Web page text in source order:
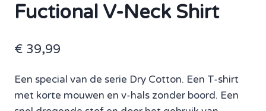
Fuctional V-Neck Shirt
€ 39,99
Een special van de serie Dry Cotton. Een T-shirt
met korte mouwen en v-hals zonder boord. Een